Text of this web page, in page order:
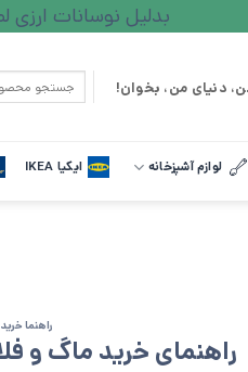
بدلیل نوسانات ارزی لطفا
دنیای من، بخوان!
برای:
لوازم آشپزخانه ایکیا IKEA
راهنما
راهنمای خرید ماگ و